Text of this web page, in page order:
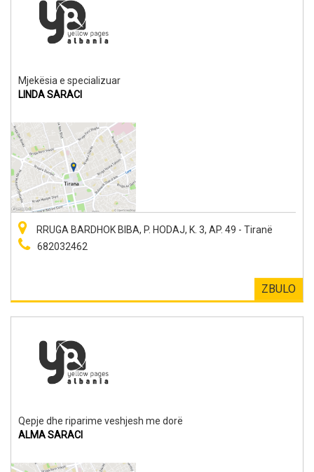
Mjekësia e specializuar
LINDA SARACI
RRUGA BARDHOK BIBA, P. HODAJ, K. 3, AP. 49 - Tiranë
682032462
ZBULO
Qepje dhe riparime veshjesh me dorë
ALMA SARACI